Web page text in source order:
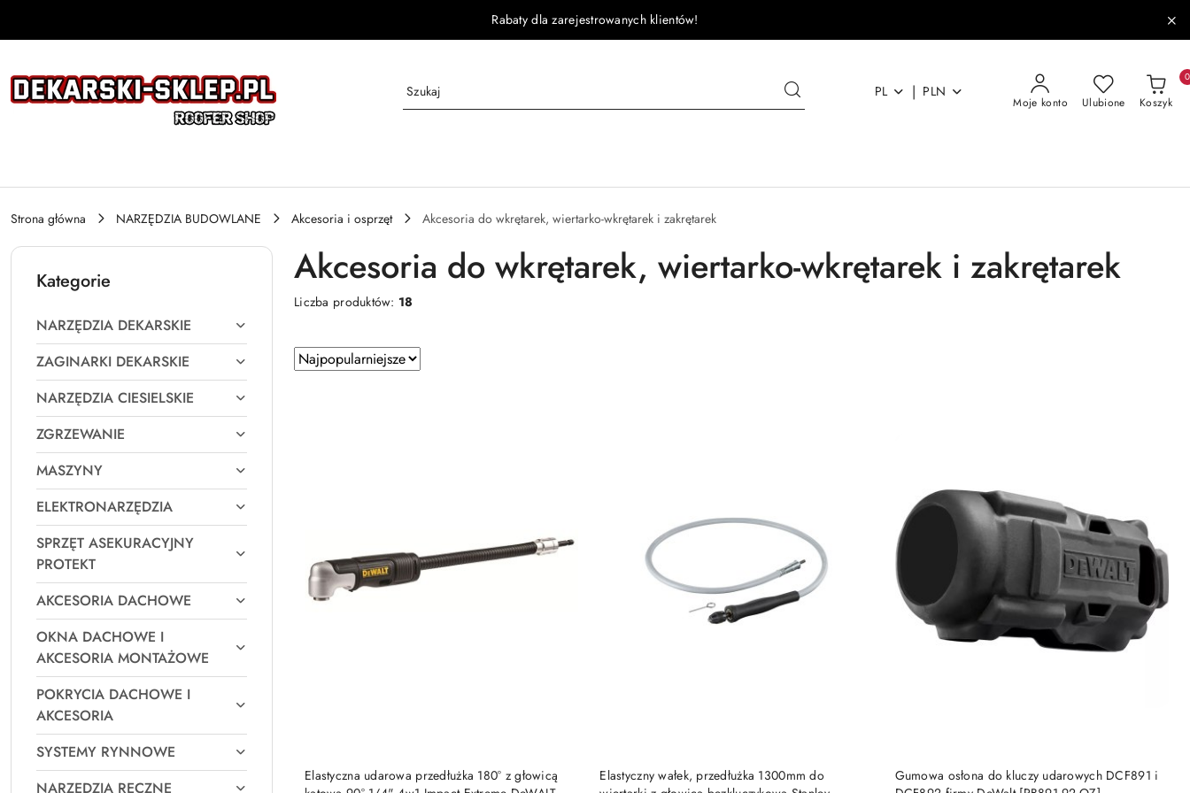
Rabaty dla zarejestrowanych klientów!
PL | PLN
Moje konto Ulubione Koszyk
0
Strona główna NARZĘDZIA BUDOWLANE Akcesoria i osprzęt Akcesoria do wkrętarek, wiertarko-wkrętarek i zakrętarek
Kategorie
NARZĘDZIA DEKARSKIE
ZAGINARKI DEKARSKIE
NARZĘDZIA CIESIELSKIE
ZGRZEWANIE
MASZYNY
ELEKTRONARZĘDZIA
SPRZĘT ASEKURACYJNY
PROTEKT
AKCESORIA DACHOWE
OKNA DACHOWE I
AKCESORIA MONTAŻOWE
POKRYCIA DACHOWE I
AKCESORIA
SYSTEMY RYNNOWE
NARZĘDZIA RĘCZNE
Akcesoria do wkrętarek, wiertarko-wkrętarek i zakrętarek
Liczba produktów: 18
Zastosowano
sortowanie:
Sortuj
według
Elastyczna udarowa przedłużka 180° z głowicą
DO KOSZYKA
Elastyczny wałek, przedłużka 1300mm do
DO KOSZYKA
Gumowa osłona do kluczy udarowych DCF891 i
DO KOSZYKA